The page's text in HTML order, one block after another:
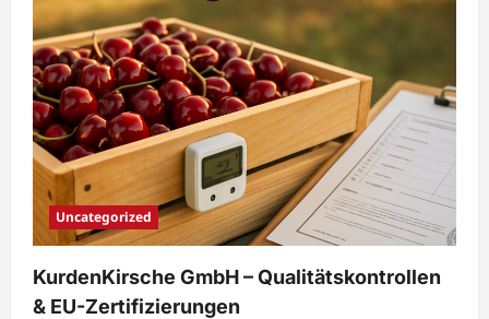
Uncategorized
KurdenKirsche GmbH – Qualitätskontrollen
& EU-Zertifizierungen